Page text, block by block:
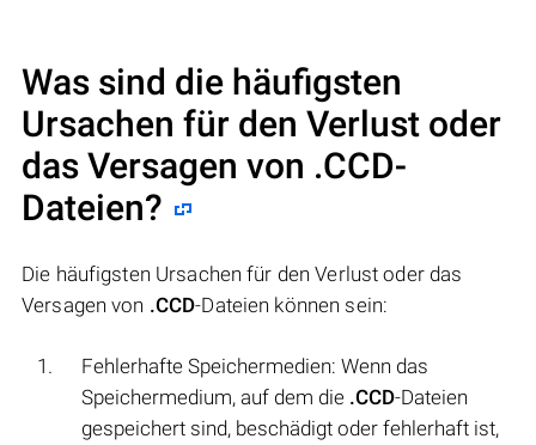
Was sind die häufigsten
Ursachen für den Verlust oder
das Versagen von .CCD-
Dateien?
Die häufigsten Ursachen für den Verlust oder das
Versagen von .CCD-Dateien können sein:
Fehlerhafte Speichermedien: Wenn das
Speichermedium, auf dem die .CCD-Dateien
gespeichert sind, beschädigt oder fehlerhaft ist,